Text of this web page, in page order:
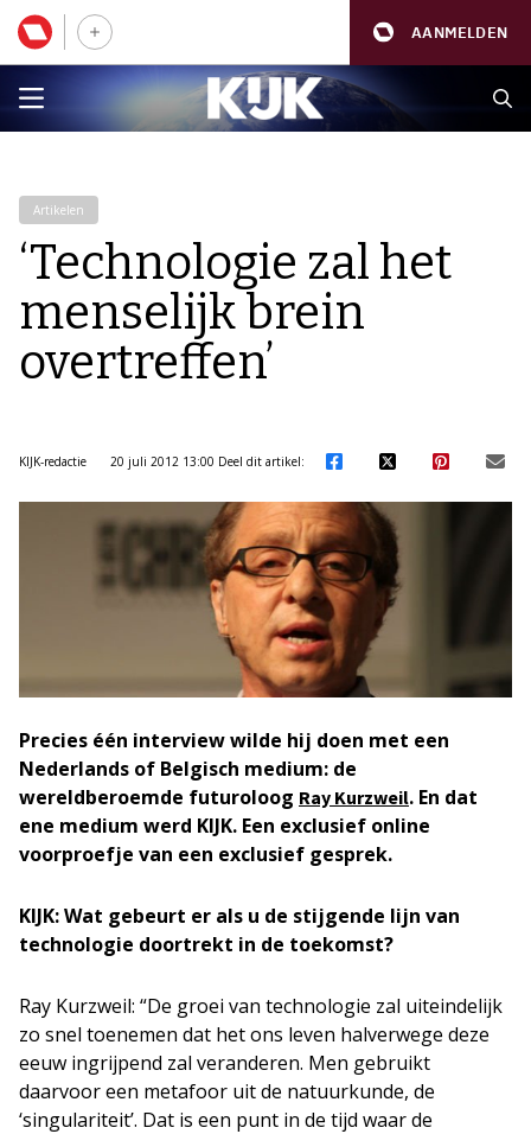
AANMELDEN
Artikelen
‘Technologie zal het
menselijk brein
overtreffen’
KIJK-redactie 20 juli 2012 13:00 Deel dit artikel:
Precies één interview wilde hij doen met een
Nederlands of Belgisch medium: de
wereldberoemde futuroloog Ray Kurzweil. En dat
ene medium werd KIJK. Een exclusief online
voorproefje van een exclusief gesprek.
KIJK: Wat gebeurt er als u de stijgende lijn van
technologie doortrekt in de toekomst?
Ray Kurzweil: “De groei van technologie zal uiteindelijk
zo snel toenemen dat het ons leven halverwege deze
eeuw ingrijpend zal veranderen. Men gebruikt
daarvoor een metafoor uit de natuurkunde, de
‘singulariteit’. Dat is een punt in de tijd waar de